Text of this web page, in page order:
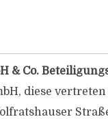
& Co.
diese